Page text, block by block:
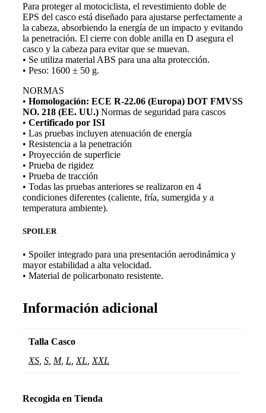
Para proteger al motociclista, el revestimiento doble de
EPS del casco está diseñado para ajustarse perfectamente a
la cabeza, absorbiendo la energía de un impacto y evitando
la penetración. El cierre con doble anilla en D asegura el
casco y la cabeza para evitar que se muevan.
• Se utiliza material ABS para una alta protección.
• Peso: 1600 ± 50 g.
NORMAS
• Homologación: ECE R-22.06 (Europa) DOT FMVSS
NO. 218 (EE. UU.) Normas de seguridad para cascos
• Certificado por ISI
• Las pruebas incluyen atenuación de energía
• Resistencia a la penetración
• Proyección de superficie
• Prueba de rigidez
• Prueba de tracción
• Todas las pruebas anteriores se realizaron en 4
condiciones diferentes (caliente, fría, sumergida y a
temperatura ambiente).
SPOILER
• Spoiler integrado para una presentación aerodinámica y
mayor estabilidad a alta velocidad.
• Material de policarbonato resistente.
Información adicional
Talla Casco
XS S M, L XL XXL
Recogida en Tienda